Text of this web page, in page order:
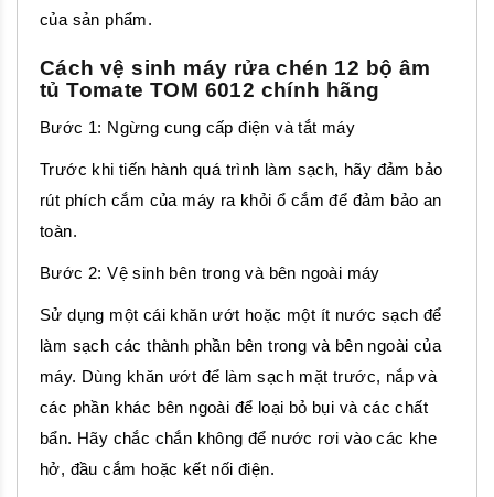
của sản phẩm.
Cách vệ sinh máy rửa chén 12 bộ âm
tủ Tomate TOM 6012 chính hãng
Bước 1: Ngừng cung cấp điện và tắt máy
Trước khi tiến hành quá trình làm sạch, hãy đảm bảo
rút phích cắm của máy ra khỏi ổ cắm để đảm bảo an
toàn.
Bước 2: Vệ sinh bên trong và bên ngoài máy
Sử dụng một cái khăn ướt hoặc một ít nước sạch để
làm sạch các thành phần bên trong và bên ngoài của
máy. Dùng khăn ướt để làm sạch mặt trước, nắp và
các phần khác bên ngoài để loại bỏ bụi và các chất
bẩn. Hãy chắc chắn không để nước rơi vào các khe
hở, đầu cắm hoặc kết nối điện.